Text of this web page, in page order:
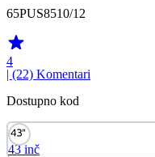
65PUS8510/12
4
| (22) Komentari
Dostupno kod
43 inč